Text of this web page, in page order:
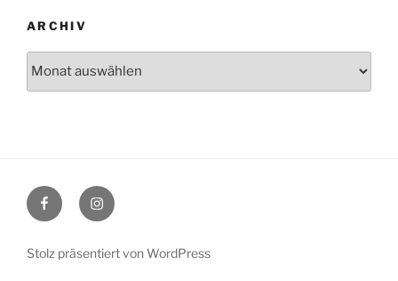
ARCHIV
FacebookInstagram
Stolz präsentiert von WordPress